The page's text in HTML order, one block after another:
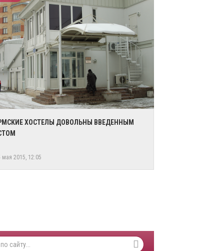
ХОСТЕЛЫ ДОВОЛЬНЫ ВВЕДЕННЫМ
мая 2015, 12:05